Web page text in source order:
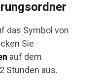
das Symbol von
Sie
auf dem
Stunden aus.